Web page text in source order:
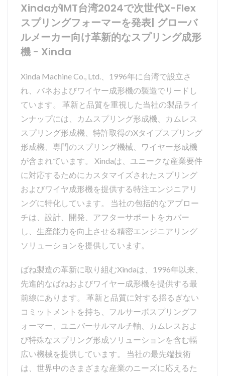
XindaがIMT台湾2024で次世代X-Flex
スプリングフォーマーを発表| グローバ
ルメーカー向け革新的なスプリング成形
機 - Xinda
Xinda Machine Co., Ltd.、1996年に台湾で設立さ
れ、バネおよびワイヤー成形機の製造でリードし
ています。 革新と品質を重視した当社の製品ライ
ンナップには、カムスプリング形成機、カムレス
スプリング形成機、特許取得のXタイプスプリング
形成機、専門のスプリング機械、ワイヤー形成機
が含まれています。 Xindaは、ユニークな産業要件
に対応するためにカスタマイズされたスプリング
およびワイヤ成形機を提供する特注エンジニアリ
ングに特化しています。 当社の包括的なアプロー
チは、設計、開発、アフターサポートをカバー
し、生産能力を向上させる精密エンジニアリング
ソリューションを提供しています。
ばね製造の革新に取り組むXindaは、1996年以来、
先進的なばねおよびワイヤー成形機を提供する最
前線にあります。 革新と品質に対する揺るぎない
コミットメントを持ち、フルサーボスプリングフ
ォーマー、ユニバーサルマルチ軸、カムレスおよ
び特殊なスプリング形成ソリューションを含む幅
広い機械を提供しています。 当社の最先端技術
は、世界中のさまざまな産業のニーズに応えるた